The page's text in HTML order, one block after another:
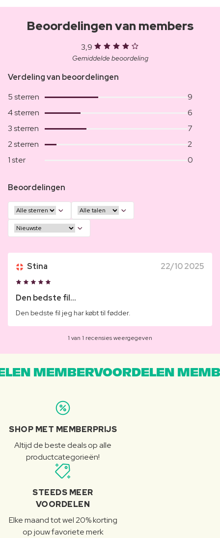
Beoordelingen van members
3,9
Gemiddelde beoordeling
Verdeling van beoordelingen
5 sterren
9
4 sterren
6
3 sterren
7
2 sterren
2
1 ster
0
Beoordelingen
Stina 22/10 2025
Den bedste fil...
Den bedste fil jeg har købt til fødder.
1 van 1 recensies weergegeven
MEMBERVOORDELEN
SHOP MET MEMBERPRIJS
Altijd de beste deals op alle
productcategorieën!
STEEDS MEER
VOORDELEN
Elke maand tot wel 20% korting
op jouw favoriete merk